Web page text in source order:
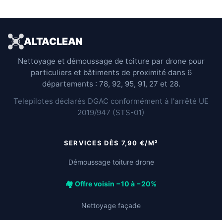
ALTACLEAN
Nettoyage et démoussage de toiture par drone pour
particuliers et bâtiments de proximité dans 6
départements : 78, 92, 95, 91, 27 et 28.
Telepilotes déclarés DGAC conformément à l'arrêté UE
2019/947 (STS-01)
SERVICES DÈS 7,90 €/M²
Démoussage toiture drone
🏘️ Offre voisin −10 à −20%
Nettoyage façade